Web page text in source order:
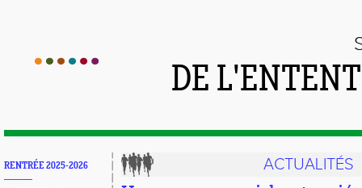
DE
RENTRÉE 2025-2026 ACTUALITÉS